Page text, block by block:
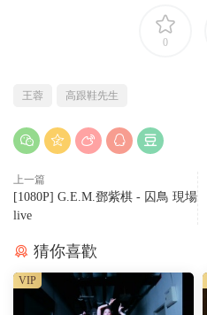
0
王蓉 高跟鞋先生
上一篇
[1080P] G.E.M.鄧紫棋 - 囚鳥 現場
live
猜你喜歡
VIP